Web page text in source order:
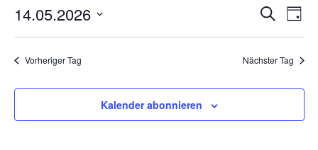
und
SucheTag
14.05.2026
wählen.
Vorheriger Tag Nächster Tag
Kalender abonnieren